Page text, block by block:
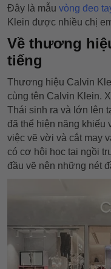
Đây là mẫu vòng đeo
Klein được nhiều chị
Về thương
tiếng
Thương hiệu Calvin
cùng tên Calvin Klein.
Thái sinh ra và lớn lên
đã thể hiện năng khiếu
việc vẽ vời và cắt may
có cơ hội học tại ngồi
đầu vẽ nên những nét